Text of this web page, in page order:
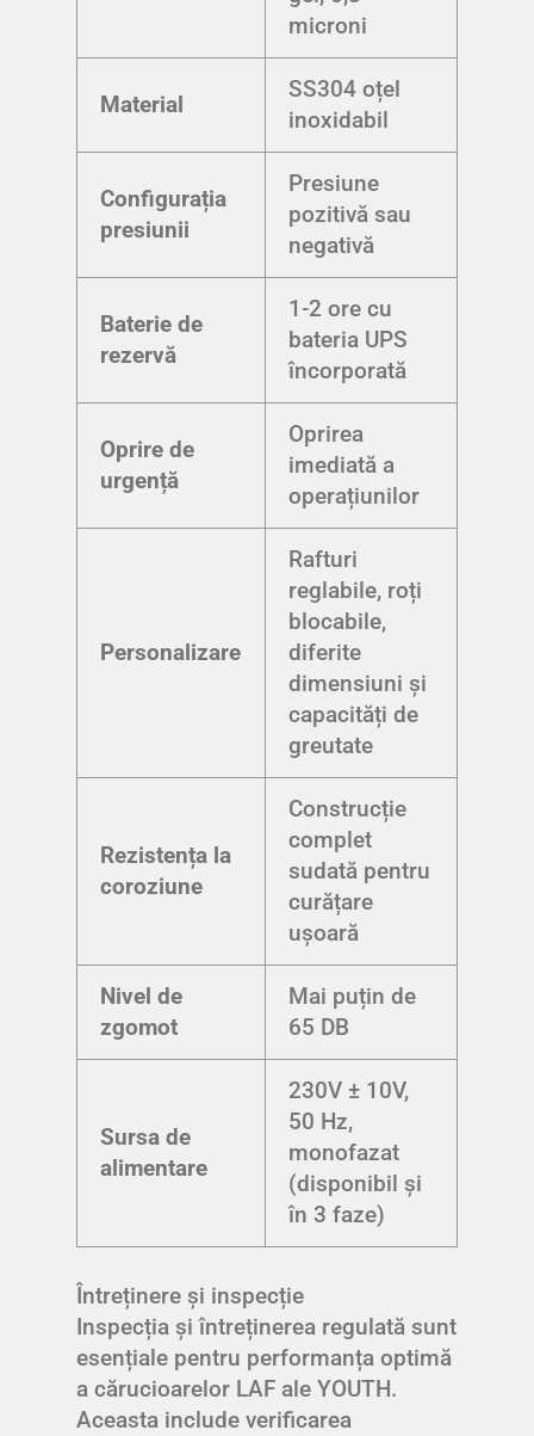
microni
Material
SS304 oțel
inoxidabil
Configurația
presiunii
Presiune
pozitivă sau
negativă
Baterie de
rezervă
1-2 ore cu
bateria UPS
încorporată
Oprire de
urgență
Oprirea
imediată a
operațiunilor
Personalizare
Rafturi
reglabile, roți
blocabile,
diferite
dimensiuni și
capacități de
greutate
Rezistența la
coroziune
Construcție
complet
sudată pentru
curățare
ușoară
Nivel de
zgomot
Mai puțin de
65 DB
Sursa de
alimentare
230V ± 10V,
50 Hz,
monofazat
(disponibil și
în 3 faze)
Întreținere și inspecție
Inspecția și întreținerea regulată sunt
esențiale pentru performanța optimă
a cărucioarelor LAF ale YOUTH.
Aceasta include verificarea